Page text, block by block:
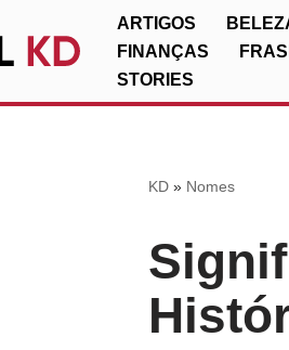
ARTIGOS
FINANÇAS
STORIES
KD» Nomes